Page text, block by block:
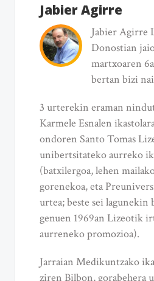
Jabier Agirre
Jabier Agirre
Donostian
martxoaren
bertan bizi
3 urterekin eraman
Karmele Esnalen
ondoren Santo Tomas
unibertsitateko aurreko
(batxilergoa, lehen
gorenekoa, eta
urtea; beste sei lagunekin
genuen 1969an Lizeotik
aurreneko promozioa).
Jarraian Medikuntzako
ziren Bilbon, gorabehera